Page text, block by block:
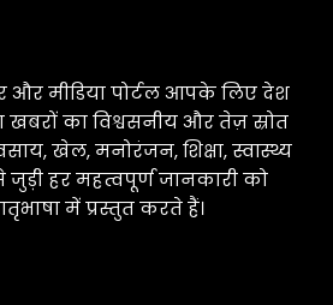
और मीडिया पोर्टल आपके लिए देश
खबरों का विश्वसनीय और तेज़ स्रोत
खेल, मनोरंजन, शिक्षा, स्वास्थ्य
हर महत्वपूर्ण जानकारी को
में प्रस्तुत करते हैं।